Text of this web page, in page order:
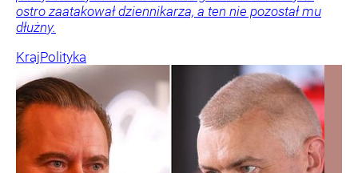
ostro zaatakował dziennikarza, a ten nie pozostał mu
dłużny.
KrajPolityka